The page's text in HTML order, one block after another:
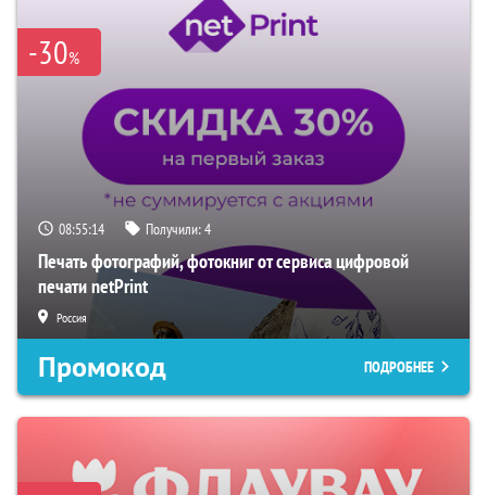
-30%
08:55:13 Получили:4
Печать фотографий, фотокниг от сервиса цифровой
печати netPrint
Россия
Промокод ПОДРОБНЕЕ